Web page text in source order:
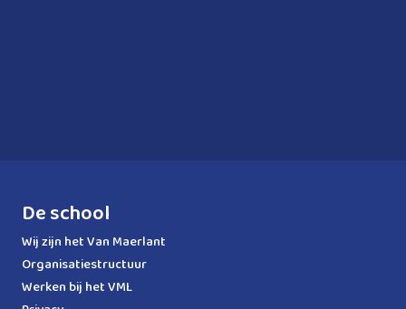
De school
Wij zijn het Van Maerlant
Organisatiestructuur
Werken bij het VML